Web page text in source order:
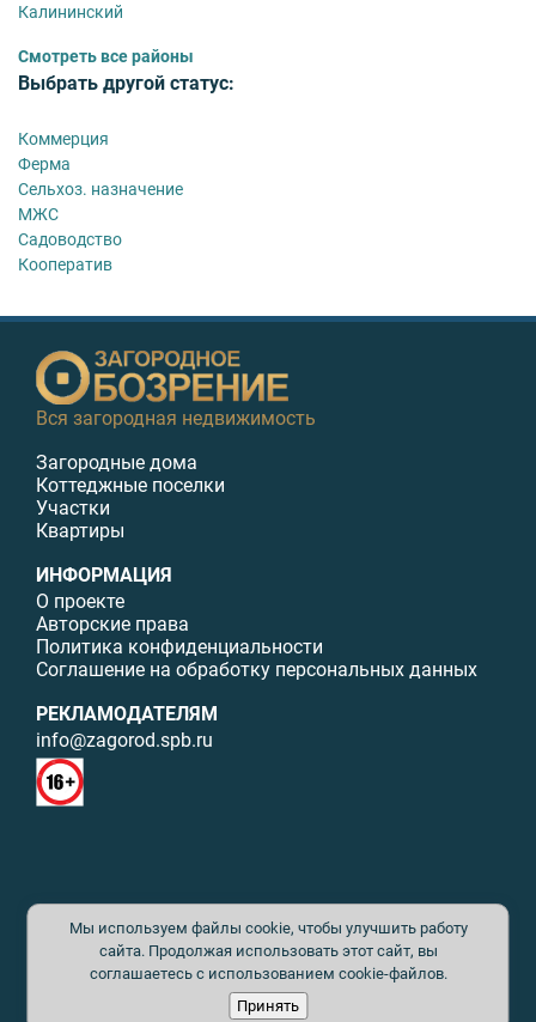
Калининский
Смотреть все районы
Выбрать другой статус:
Коммерция
Ферма
Сельхоз. назначение
МЖС
Садоводство
Кооператив
Вся загородная недвижимость
Загородные дома
Коттеджные поселки
Участки
Квартиры
ИНФОРМАЦИЯ
О проекте
Авторские права
Политика конфиденциальности
Соглашение на обработку персональных данных
РЕКЛАМОДАТЕЛЯМ
info@zagorod.spb.ru
© ИП Малыщева Б.Л. Все права защищены. Перепечатка материалов
данного сайта возможна только с письменного разрешения. При
цитировании ссылка на www.zagorod.spb.ru обязательна. Редакция не
несет ответственности за содержание рекламных материалов. Все
рекламируемые товары и услуги имеют необходимые сертификаты и
лицензии. Перепечатка любых материалов без письменного согласия
Мы используем файлы cookie, чтобы улучшить работу
сайта. Продолжая использовать этот сайт, вы
соглашаетесь с использованием cookie-файлов.
Принять